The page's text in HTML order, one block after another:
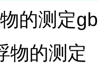
物的
的测定